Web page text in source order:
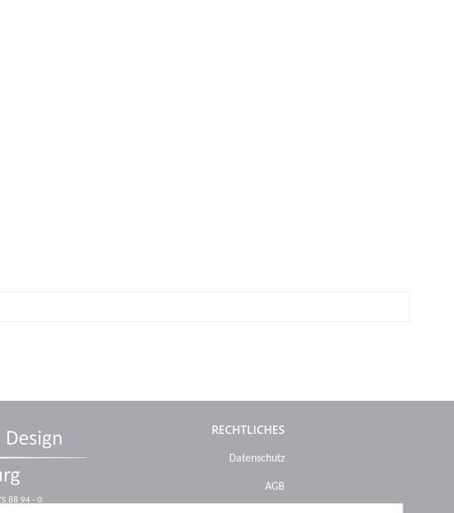
88 94 - 0
RECHTLICHES
Datenschutz
AGB